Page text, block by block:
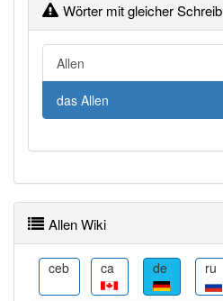
Häufigkeit: 4 von 10
Wörter mit Endung
Artikel: 10
Das Wort wird häufig
Chemie
93% unserer Spielapp-Nutzer
korrekt erraten.
Wörter mit gleicher
Allen
das Allen
Allen Wiki
ceb ca de ru